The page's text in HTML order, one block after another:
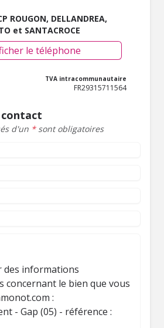
ROUGON, DELLANDREA,
et SANTACROCE
le téléphone
TVA intracommunautaire
FR29315711564
d'un *sont obligatoires